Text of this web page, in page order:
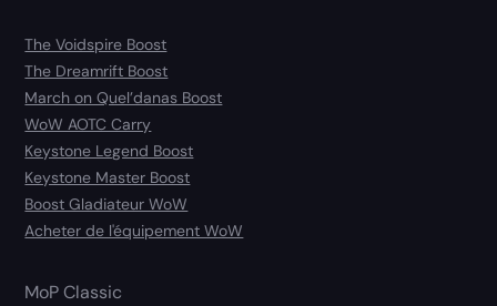
The Voidspire Boost
The Dreamrift Boost
March on Quel’danas Boost
WoW AOTC Carry
Keystone Legend Boost
Keystone Master Boost
Boost Gladiateur WoW
Acheter de l'équipement WoW
MoP Classic